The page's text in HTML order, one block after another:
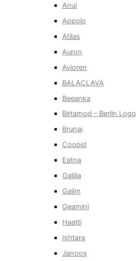
Anul
Appolo
Atilas
Auron
Avioren
BALACLAVA
Beeanka
Birtamod – Berlin Logo
Brunai
Coopid
Eatna
Galilia
Galim
Geamini
Haatti
Ishtara
Janoos